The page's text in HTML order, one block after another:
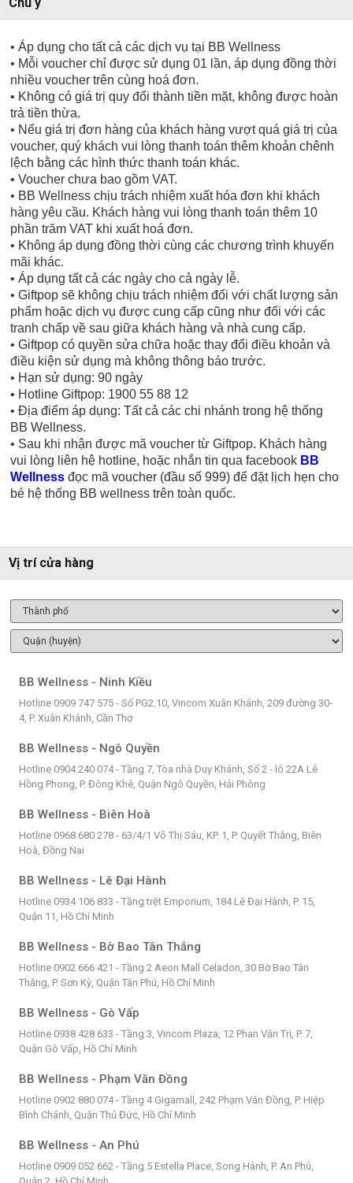
• Áp dụng cho tất cả các dịch vụ tại BB Wellness
• Mỗi voucher chỉ được sử dụng 01 lần, áp dụng đồng thời
nhiều voucher trên cùng hoá đơn.
• Không có giá trị quy đổi thành tiền mặt, không được hoàn
trả tiền thừa.
• Nếu giá trị đơn hàng của khách hàng vượt quá giá trị của
voucher, quý khách vui lòng thanh toán thêm khoản chênh
lệch bằng các hình thức thanh toán khác.
• Voucher chưa bao gồm VAT.
• BB Wellness chịu trách nhiệm xuất hóa đơn khi khách
hàng yêu cầu. Khách hàng vui lòng thanh toán thêm 10
phần trăm VAT khi xuất hoá đơn.
• Không áp dụng đồng thời cùng các chương trình khuyến
mãi khác.
• Áp dụng tất cả các ngày cho cả ngày lễ.
• Giftpop sẽ không chịu trách nhiệm đối với chất lượng sản
phẩm hoặc dịch vụ được cung cấp cũng như đối với các
tranh chấp về sau giữa khách hàng và nhà cung cấp.
• Giftpop có quyền sửa chữa hoặc thay đổi điều khoản và
điều kiện sử dụng mà không thông báo trước.
• Hạn sử dụng: 90 ngày
• Hotline Giftpop: 1900 55 88 12
• Địa điểm áp dụng: Tất cả các chi nhánh trong hệ thống
BB Wellness.
• Sau khi nhận được mã voucher từ Giftpop. Khách hàng
vui lòng liên hệ hotline, hoặc nhắn tin qua facebook BB
Wellness đọc mã voucher (đầu số 999) để đặt lịch hẹn cho
bé hệ thống BB wellness trên toàn quốc.
Vị trí cửa hàng
BB Wellness - Ninh Kiều
Hotline 0909 747 575 - Số PG2.10, Vincom Xuân Khánh, 209 đường 30-
4, P. Xuân Khánh, Cần Thơ
BB Wellness - Ngô Quyền
Hotline 0904 240 074 - Tầng 7, Tòa nhà Duy Khánh, Số 2 - lô 22A Lê
Hồng Phong, P. Đông Khê, Quận Ngô Quyền, Hải Phòng
BB Wellness - Biên Hoà
Hotline 0968 680 278 - 63/4/1 Võ Thị Sáu, KP. 1, P. Quyết Thắng, Biên
Hoà, Đồng Nai
BB Wellness - Lê Đại Hành
Hotline 0934 106 833 - Tầng trệt Emporium, 184 Lê Đại Hành, P. 15,
Quận 11, Hồ Chí Minh
BB Wellness - Bờ Bao Tân Thắng
Hotline 0902 666 421 - Tầng 2 Aeon Mall Celadon, 30 Bờ Bao Tân
Thắng, P. Sơn Kỳ, Quận Tân Phú, Hồ Chí Minh
BB Wellness - Gò Vấp
Hotline 0938 428 633 - Tầng 3, Vincom Plaza, 12 Phan Văn Trị, P. 7,
Quận Gò Vấp, Hồ Chí Minh
BB Wellness - Phạm Văn Đồng
Hotline 0902 880 074 - Tầng 4 Gigamall, 242 Phạm Văn Đồng, P. Hiệp
Bình Chánh, Quận Thủ Đức, Hồ Chí Minh
BB Wellness - An Phú
Hotline 0909 052 662 - Tầng 5 Estella Place, Song Hành, P. An Phú,